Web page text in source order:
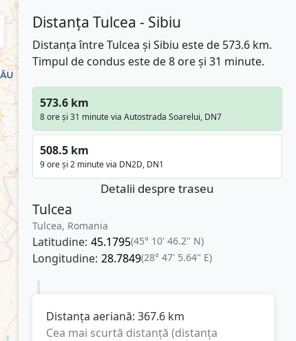
Distanța Tulcea - Sibiu
Distanța între Tulcea și Sibiu este de 573.6 km.
Timpul de condus este de 8 ore și 31 minute.
573.6 km
8 ore și 31 minute via Autostrada Soarelui, DN7
508.5 km
9 ore și 2 minute via DN2D, DN1
Detalii despre traseu
Tulcea
Tulcea, Romania
Latitudine: 45.1795(45° 10' 46.2" N)
Longitudine: 28.7849(28° 47' 5.64" E)
Distanța aeriană: 367.6 km
Cea mai scurtă distanță (distanța